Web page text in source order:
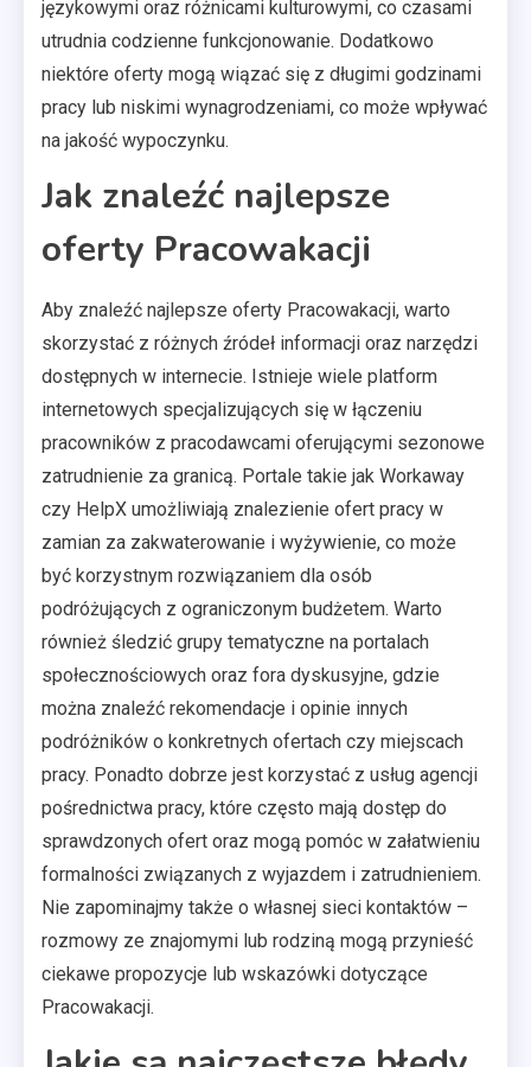
językowymi oraz różnicami kulturowymi, co czasami
utrudnia codzienne funkcjonowanie. Dodatkowo
niektóre oferty mogą wiązać się z długimi godzinami
pracy lub niskimi wynagrodzeniami, co może wpływać
na jakość wypoczynku.
Jak znaleźć najlepsze
oferty Pracowakacji
Aby znaleźć najlepsze oferty Pracowakacji, warto
skorzystać z różnych źródeł informacji oraz narzędzi
dostępnych w internecie. Istnieje wiele platform
internetowych specjalizujących się w łączeniu
pracowników z pracodawcami oferującymi sezonowe
zatrudnienie za granicą. Portale takie jak Workaway
czy HelpX umożliwiają znalezienie ofert pracy w
zamian za zakwaterowanie i wyżywienie, co może
być korzystnym rozwiązaniem dla osób
podróżujących z ograniczonym budżetem. Warto
również śledzić grupy tematyczne na portalach
społecznościowych oraz fora dyskusyjne, gdzie
można znaleźć rekomendacje i opinie innych
podróżników o konkretnych ofertach czy miejscach
pracy. Ponadto dobrze jest korzystać z usług agencji
pośrednictwa pracy, które często mają dostęp do
sprawdzonych ofert oraz mogą pomóc w załatwieniu
formalności związanych z wyjazdem i zatrudnieniem.
Nie zapominajmy także o własnej sieci kontaktów –
rozmowy ze znajomymi lub rodziną mogą przynieść
ciekawe propozycje lub wskazówki dotyczące
Pracowakacji.